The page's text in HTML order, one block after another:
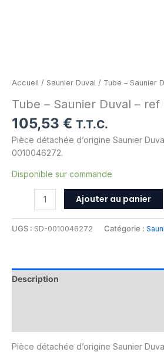
Accueil / Saunier Duval / Tube – Saunier
Tube – Saunier Duval – ref
105,53 € T.T.C.
Pièce détachée d’origine Saunier
0010046272.
Disponible sur commande
Ajouter au panier
UGS : SD-0010046272 Catégorie :
Description
Pièce détachée d’origine Saunier